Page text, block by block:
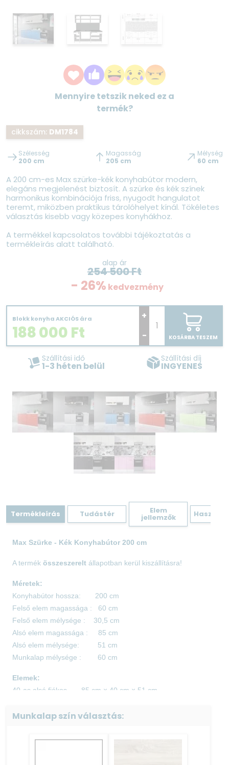
Mennyire tetszik neked ez a
termék?
cikkszám: DM1784
Szélesség
200 cm
Magasság
205 cm
Mélység
60 cm
A 200 cm-es Max szürke-kék konyhabútor modern,
elegáns megjelenést biztosít. A szürke és kék színek
harmonikus kombinációja friss, nyugodt hangulatot
teremt, miközben praktikus tárolóhelyet kínál. Tökéletes
választás kisebb vagy közepes konyhákhoz.
A termékkel kapcsolatos további tájékoztatás a
termékleírás alatt található.
alap ár
254 500Ft
- 26% kedvezmény
Blokk konyha AKCIÓS ára
188 000 Ft
+
-
KOSÁRBA TESZEM
Szállítási idő
1-3 héten belül
Szállítási díj
INGYENES
Termékleírás Tudástér Elem
jellemzők Hasznos
Max Szürke - Kék Konyhabútor 200 cm
A termék összeszerelt állapotban kerül kiszállításra!
Méretek:
Konyhabútor hossza: 200 cm
Felső elem magassága : 60 cm
Felső elem mélysége : 30,5 cm
Alsó elem magassága : 85 cm
Alsó elem mélysége: 51 cm
Munkalap mélysége : 60 cm
Elemek:
40-as alsó fiókos 85 cm × 40 cm × 51 cm
80-as alsó fiókos 85 cm × 80 cm × 51 cm
80-as üveges felső 60 cm × 80 cm × 30,5 cm
Munkalap szín választás: